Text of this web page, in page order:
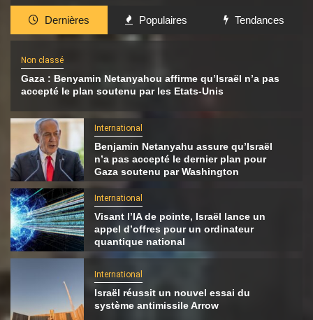
Dernières Populaires Tendances
Non classé
Gaza : Benyamin Netanyahou affirme qu’Israël n’a pas
accepté le plan soutenu par les Etats-Unis
International
Benjamin Netanyahu assure qu’Israël
n’a pas accepté le dernier plan pour
Gaza soutenu par Washington
International
Visant l’IA de pointe, Israël lance un
appel d’offres pour un ordinateur
quantique national
International
Israël réussit un nouvel essai du
système antimissile Arrow